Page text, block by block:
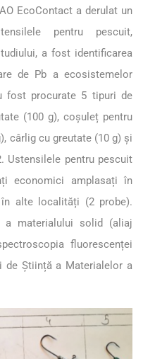
EcoContact a derulat un
pentru pescuit,
a fost identificarea
de Pb a ecosistemelor
fost procurate 5 tipuri de
(100 g), coșuleț pentru
cârlig cu greutate (10 g) și
Ustensilele pentru pescuit
economici amplasați în
alte localități (2 probe).
a materialului solid (aliaj
fluorescenței
de Știință a Materialelor a